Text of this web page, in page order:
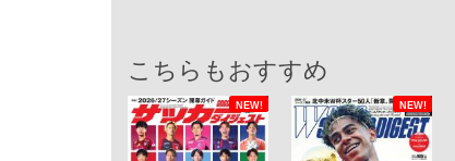
こちらもおすすめ
NEW! NEW!